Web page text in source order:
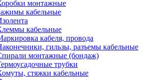
монтажные
кабельные
кабельные
кабеля, провода
гильзы, разъемы кабельные
монтажные (бондаж)
трубки
стяжки кабельные